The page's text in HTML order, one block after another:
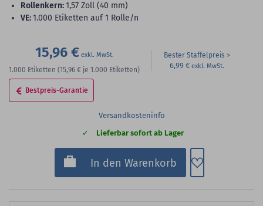
Rollenkern:1,57 Zoll (40 mm)
VE:1.000 Etiketten auf 1 Rolle/n
15,96 €
1.000 Etiketten (15,96 € je 1.000 Etiketten)
Bester Staffelpreis
6,99 €
Bestpreis-Garantie
Versandkosteninfo
Lieferbar sofort ab Lager
In den Warenkorb Zum